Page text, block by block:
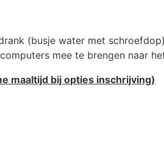
(busje water met
mee te brengen naar
maaltijd bij opties inschrijving)